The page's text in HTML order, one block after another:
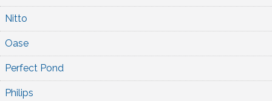
Nitto
Oase
Perfect Pond
Philips